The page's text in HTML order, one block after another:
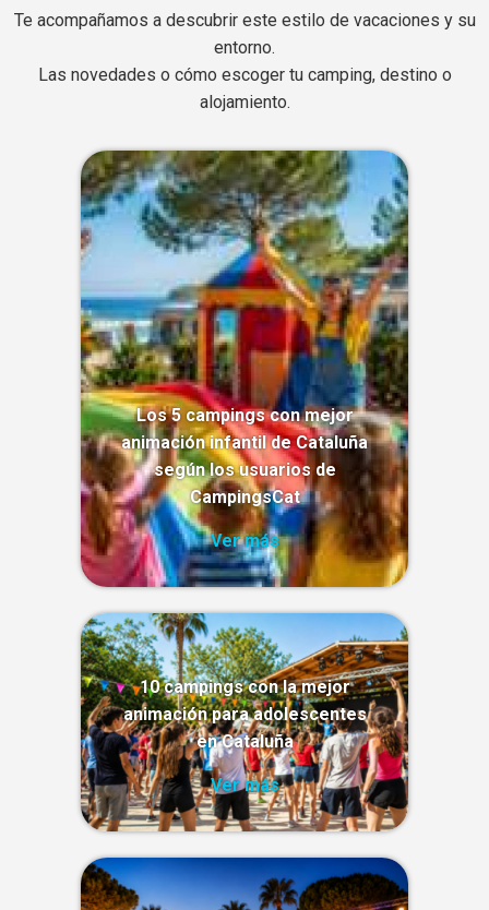
Te acompañamos a descubrir este estilo de vacaciones y su
entorno.
Las novedades o cómo escoger tu camping, destino o
alojamiento.
Los 5 campings con mejor
animación infantil de Cataluña
según los usuarios de
CampingsCat
Ver más
10 campings con la mejor
animación para adolescentes
en Cataluña
Ver más